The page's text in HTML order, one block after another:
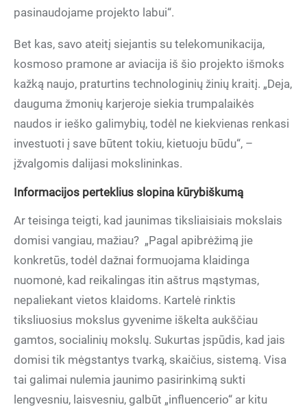
pasinaudojame projekto labui“.
Bet kas, savo ateitį siejantis su telekomunikacija,
kosmoso pramone ar aviacija iš šio projekto išmoks
kažką naujo, praturtins technologinių žinių kraitį. „Deja,
dauguma žmonių karjeroje siekia trumpalaikės
naudos ir ieško galimybių, todėl ne kiekvienas renkasi
investuoti į save būtent tokiu, kietuoju būdu“, –
įžvalgomis dalijasi mokslininkas.
Informacijos perteklius slopina kūrybiškumą
Ar teisinga teigti, kad jaunimas tiksliaisiais mokslais
domisi vangiau, mažiau? „Pagal apibrėžimą jie
konkretūs, todėl dažnai formuojama klaidinga
nuomonė, kad reikalingas itin aštrus mąstymas,
nepaliekant vietos klaidoms. Kartelė rinktis
tiksliuosius mokslus gyvenime iškelta aukščiau
gamtos, socialinių mokslų. Sukurtas įspūdis, kad jais
domisi tik mėgstantys tvarką, skaičius, sistemą. Visa
tai galimai nulemia jaunimo pasirinkimą sukti
lengvesniu, laisvesniu, galbūt „influencerio“ ar kitu